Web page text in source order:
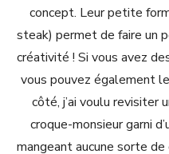
concept. Leur petite
steak) permet de faire un
créativité ! Si vous avez
vous pouvez également
côté, j’ai voulu revisiter
croque-monsieur garni
mangeant aucune sorte